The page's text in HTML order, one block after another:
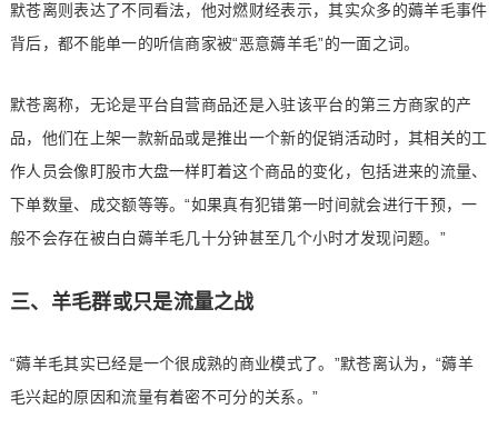
默苍离则表达了不同看法，他对燃财经表示，其实众多的薅羊毛事件
背后，都不能单一的听信商家被“恶意薅羊毛”的一面之词。
默苍离称，无论是平台自营商品还是入驻该平台的第三方商家的产
品，他们在上架一款新品或是推出一个新的促销活动时，其相关的工
作人员会像盯股市大盘一样盯着这个商品的变化，包括进来的流量、
下单数量、成交额等等。“如果真有犯错第一时间就会进行干预，一
般不会存在被白白薅羊毛几十分钟甚至几个小时才发现问题。”
三、羊毛群或只是流量之战
“薅羊毛其实已经是一个很成熟的商业模式了。”默苍离认为，“薅羊
毛兴起的原因和流量有着密不可分的关系。”